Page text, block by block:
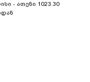
- ათენი 1023.30